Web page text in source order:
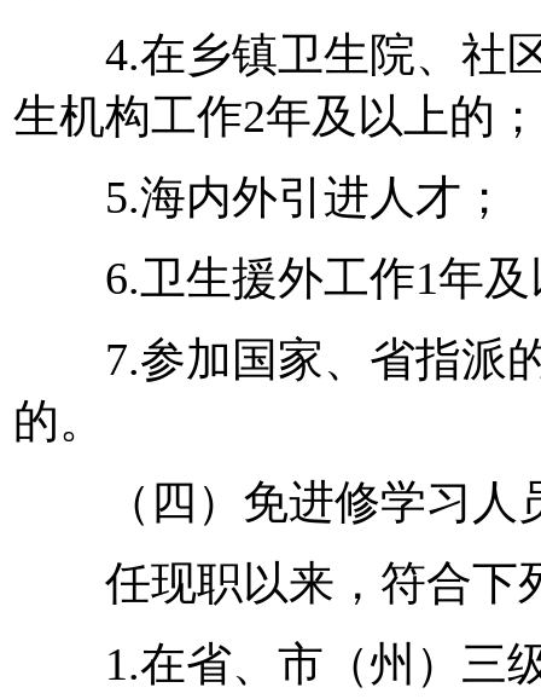
4.在乡镇卫生院、社区
生机构工作2年及以上的；
5.海内外引进人才；
6.卫生援外工作1年及
7.参加国家、省指派的
的。
（四）免进修学习人
任现职以来，符合下
1.在省、市（州）三